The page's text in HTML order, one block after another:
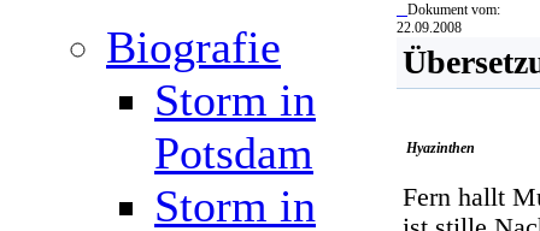
Biografie
Storm in
Potsdam
Storm in
Dokument vom:
22.09.2008
Hyazinthen
Fern hallt